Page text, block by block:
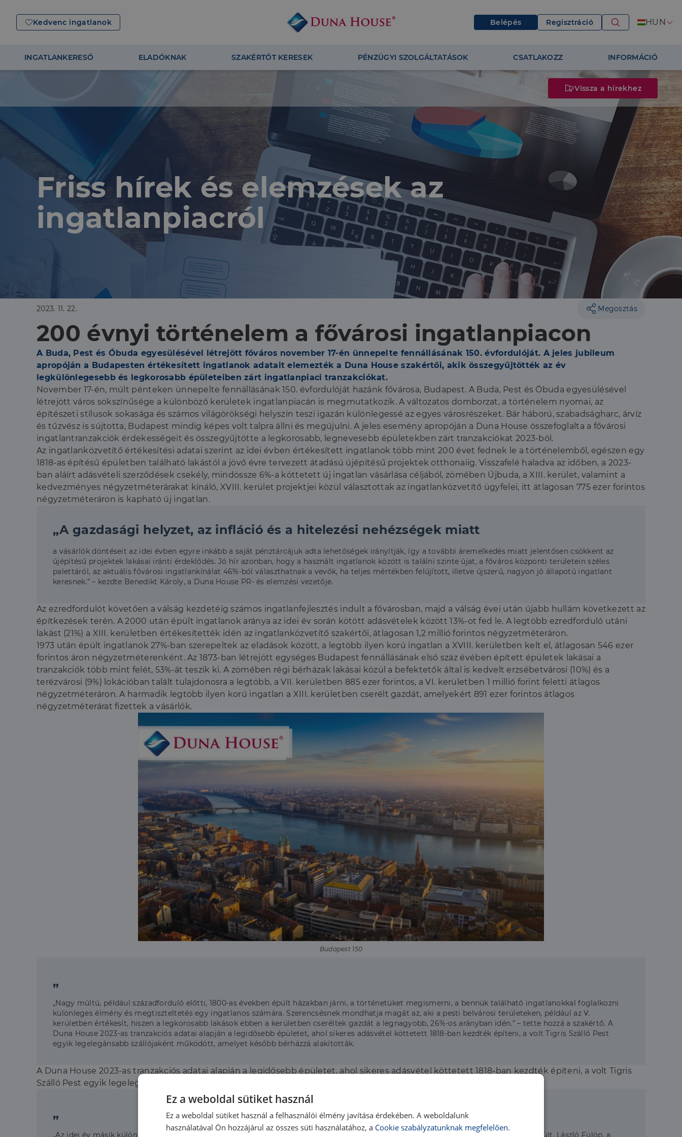
Kedvenc ingatlanok Belépés Regisztráció HUN
INGATLANKERESŐ ELADÓKNAK SZAKÉRTŐT KERESEK PÉNZÜGYI SZOLGÁLTATÁSOK CSATLAKOZZ INFORMÁCIÓ
Vissza a hírekhez
Friss hírek és elemzések az
ingatlanpiacról
2023. 11. 22. Megosztás
200 évnyi történelem a fővárosi ingatlanpiacon
A Buda, Pest és Óbuda egyesülésével létrejött főváros november 17-én ünnepelte fennállásának 150. évfordulóját. A jeles jubileum
apropóján a Budapesten értékesített ingatlanok adatait elemezték a Duna House szakértői, akik összegyűjtötték az év
legkülönlegesebb és legkorosabb épületeiben zárt ingatlanpiaci tranzakciókat.
November 17-én, múlt pénteken ünnepelte fennállásának 150. évfordulóját hazánk fővárosa, Budapest. A Buda, Pest és Óbuda egyesülésével
létrejött város sokszínűsége a különböző kerületek ingatlanpiacán is megmutatkozik. A változatos domborzat, a történelem nyomai, az
építészeti stílusok sokasága és számos világörökségi helyszín teszi igazán különlegessé az egyes városrészeket. Bár háború, szabadságharc, árvíz
és tűzvész is sújtotta, Budapest mindig képes volt talpra állni és megújulni. A jeles esemény apropóján a Duna House összefoglalta a fővárosi
ingatlantranzakciók érdekességeit és összegyűjtötte a legkorosabb, legnevesebb épületekben zárt tranzakciókat 2023-ból.
Az ingatlanközvetítő értékesítési adatai szerint az idei évben értékesített ingatlanok több mint 200 évet fednek le a történelemből, egészen egy
1818-as építésű épületben található lakástól a jövő évre tervezett átadású újépítésű projektek otthonaiig. Visszafelé haladva az időben, a 2023-
ban aláírt adásvételi szerződések csekély, mindössze 6%-a köttetett új ingatlan vásárlása céljából, zömében Újbuda, a XIII. kerület, valamint a
kedvezményes négyzetméterárakat kínáló, XVIII. kerület projektjei közül választottak az ingatlanközvetítő ügyfelei, itt átlagosan 775 ezer forintos
négyzetméteráron is kapható új ingatlan.
„A gazdasági helyzet, az infláció és a hitelezési nehézségek miatt
a vásárlók döntéseit az idei évben egyre inkább a saját pénztárcájuk adta lehetőségek irányítják, így a további áremelkedés miatt jelentősen csökkent az
újépítésű projektek lakásai iránti érdeklődés. Jó hír azonban, hogy a használt ingatlanok között is találni szinte újat, a főváros központi területein széles
palettáról, az aktuális fővárosi ingatlankínálat 46%-ból választhatnak a vevők, ha teljes mértékben felújított, illetve újszerű, nagyon jó állapotú ingatlant
keresnek.” – kezdte Benedikt Károly, a Duna House PR- és elemzési vezetője.
Az ezredfordulót követően a válság kezdetéig számos ingatlanfejlesztés indult a fővárosban, majd a válság évei után újabb hullám következett az
építkezések terén. A 2000 után épült ingatlanok aránya az idei év során kötött adásvételek között 13%-ot fed le. A legtöbb ezredforduló utáni
lakást (21%) a XIII. kerületben értékesítették idén az ingatlanközvetítő szakértői, átlagosan 1,2 millió forintos négyzetméteráron.
1973 után épült ingatlanok 27%-ban szerepeltek az eladások között, a legtöbb ilyen korú ingatlan a XVIII. kerületben kelt el, átlagosan 546 ezer
forintos áron négyzetméterenként. Az 1873-ban létrejött egységes Budapest fennállásának első száz évében épített épületek lakásai a
tranzakciók több mint felét, 53%-át teszik ki. A zömében régi bérházak lakásai közül a befektetők által is kedvelt erzsébetvárosi (10%) és a
terézvárosi (9%) lokációban talált tulajdonosra a legtöbb, a VII. kerületben 885 ezer forintos, a VI. kerületben 1 millió forint feletti átlagos
négyzetméteráron. A harmadik legtöbb ilyen korú ingatlan a XIII. kerületben cserélt gazdát, amelyekért 891 ezer forintos átlagos
négyzetméterárat fizettek a vásárlók.
Budapest 150
„
„Nagy múltú, például századforduló előtti, 1800-as években épült házakban járni, a történetüket megismerni, a bennük található ingatlanokkal foglalkozni
különleges élmény és megtiszteltetés egy ingatlanos számára. Szerencsésnek mondhatja magát az, aki a pesti belvárosi területeken, például az V.
kerületben értékesít, hiszen a legkorosabb lakások ebben a kerületben cseréltek gazdát a legnagyobb, 26%-os arányban idén.” – tette hozzá a szakértő. A
Duna House 2023-as tranzakciós adatai alapján a legidősebb épületet, ahol sikeres adásvétel köttetett 1818-ban kezdték építeni, a volt Tigris Szálló Pest
egyik legelegánsabb szállójaként működött, amelyet később bérházzá alakították.
A Duna House 2023-as tranzakciós adatai alapján a legidősebb épületet, ahol sikeres adásvétel köttetett 1818-ban kezdték építeni, a volt Tigris
Szálló Pest egyik legelegánsabb szállójaként működött, amelyet később bérházzá alakították.
„
„Az idei év másik különlegessége az ingatlanpiaci kínálatban a magyar Disney kastély, vagyis a László-villa. A zuglói villa 1896-ban épült, László Fülöp, a
Ez a weboldal sütiket használ
Ez a weboldal sütiket használ a felhasználói élmény javítása érdekében. A weboldalunk
használatával Ön hozzájárul az összes süti használatához, a Cookie szabályzatunknak megfelelően.